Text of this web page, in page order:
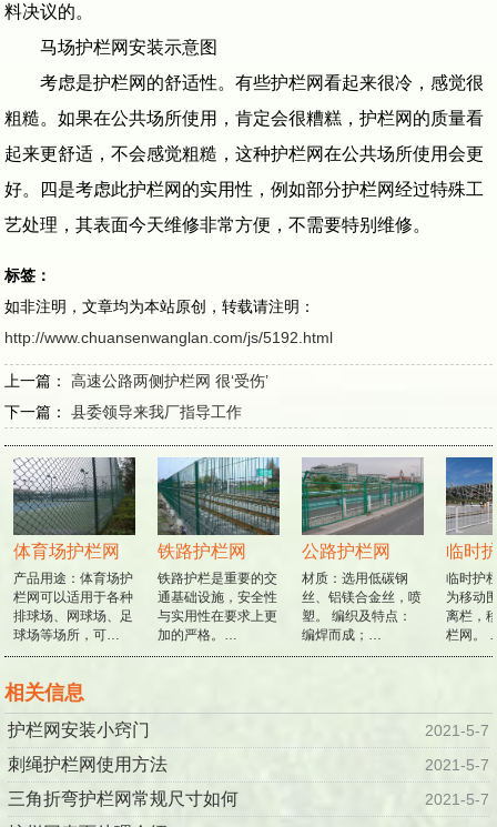
料决议的。
马场护栏网安装示意图
考虑是护栏网的舒适性。有些护栏网看起来很冷，感觉很
粗糙。如果在公共场所使用，肯定会很糟糕，护栏网的质量看
起来更舒适，不会感觉粗糙，这种护栏网在公共场所使用会更
好。四是考虑此护栏网的实用性，例如部分护栏网经过特殊工
艺处理，其表面今天维修非常方便，不需要特别维修。
标签：
如非注明，文章均为本站原创，转载请注明：
http://www.chuansenwanglan.com/js/5192.html
上一篇：高速公路两侧护栏网 很‘受伤’
下一篇：县委领导来我厂指导工作
体育场护栏网
产品用途：体育场护
栏网可以适用于各种
排球场、网球场、足
球场等场所，可…
铁路护栏网
铁路护栏是重要的交
通基础设施，安全性
与实用性在要求上更
加的严格。…
公路护栏网
材质：选用低碳钢
丝、铝镁合金丝，喷
塑。 编织及特点：
编焊而成；…
临时
临时护
为移动
离栏，
栏网。
相关信息
护栏网安装小窍门 2021-5-7
刺绳护栏网使用方法 2021-5-7
三角折弯护栏网常规尺寸如何 2021-5-7